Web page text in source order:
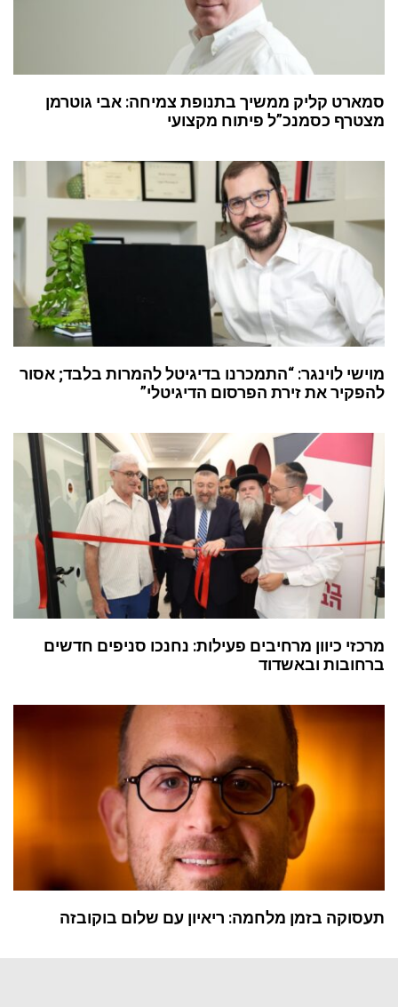
סמארט קליק ממשיך בתנופת צמיחה: אבי גוטרמן
מצטרף כסמנכ”ל פיתוח מקצועי
מוישי לוינגר: “התמכרנו בדיגיטל להמרות בלבד; אסור
להפקיר את זירת הפרסום הדיגיטלי”
מרכזי כיוון מרחיבים פעילות: נחנכו סניפים חדשים
ברחובות ובאשדוד
תעסוקה בזמן מלחמה: ריאיון עם שלום בוקובזה